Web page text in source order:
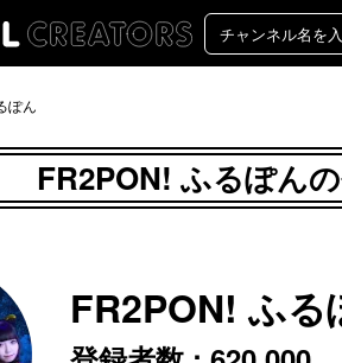
ぽん
FR2PON! ふるぽん
FR2PON! ふる